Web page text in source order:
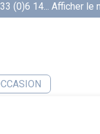
(0)6 14... Afficher le